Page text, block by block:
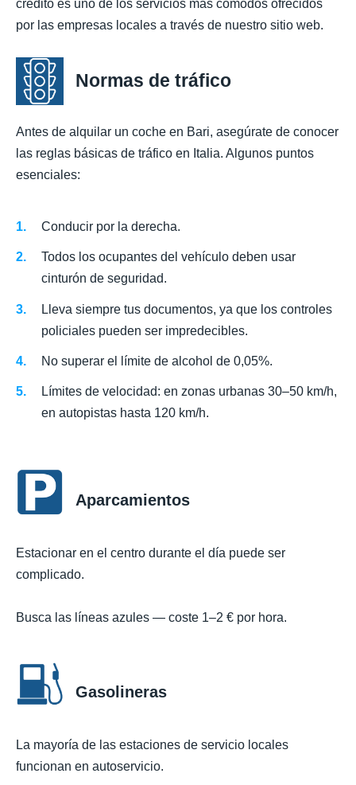
crédito es uno de los servicios más cómodos ofrecidos
por las empresas locales a través de nuestro sitio web.
Normas de tráfico
Antes de alquilar un coche en Bari, asegúrate de conocer
las reglas básicas de tráfico en Italia. Algunos puntos
esenciales:
Conducir por la derecha.
Todos los ocupantes del vehículo deben usar
cinturón de seguridad.
Lleva siempre tus documentos, ya que los controles
policiales pueden ser impredecibles.
No superar el límite de alcohol de 0,05%.
Límites de velocidad: en zonas urbanas 30–50 km/h,
en autopistas hasta 120 km/h.
Aparcamientos
Estacionar en el centro durante el día puede ser
complicado.
Busca las líneas azules — coste 1–2 € por hora.
Gasolineras
La mayoría de las estaciones de servicio locales
funcionan en autoservicio.